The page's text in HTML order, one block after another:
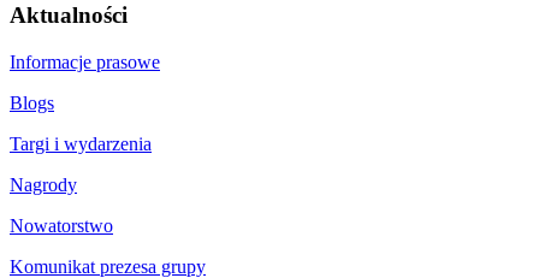
Aktualności
Informacje prasowe
Blogs
Targi i wydarzenia
Nagrody
Nowatorstwo
Komunikat prezesa grupy